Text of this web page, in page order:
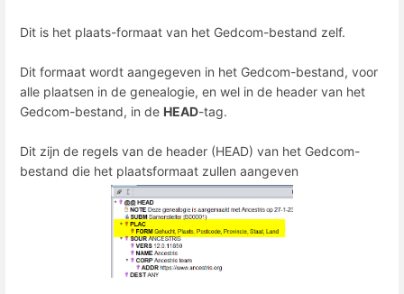
Dit is het plaats-formaat van het Gedcom-bestand zelf.
Dit formaat wordt aangegeven in het Gedcom-bestand, voor
alle plaatsen in de genealogie, en wel in de header van het
Gedcom-bestand, in de HEAD-tag.
Dit zijn de regels van de header (HEAD) van het Gedcom-
bestand die het plaatsformaat zullen aangeven